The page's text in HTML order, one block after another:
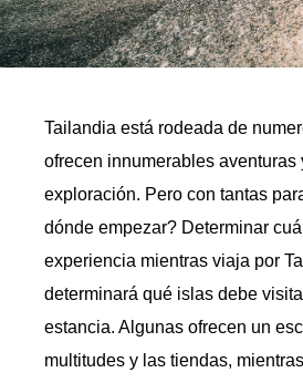
Tailandia está rodeada de
ofrecen innumerables aventuras
exploración. Pero con tantas
dónde empezar? Determinar
experiencia mientras viaja por
determinará qué islas debe
estancia. Algunas ofrecen un
multitudes y las tiendas,